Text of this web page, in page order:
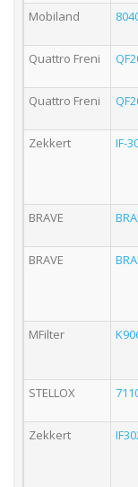
Mobiland
Quattro Freni
Quattro Freni
Zekkert IF-
BRAVE
BRAVE
MFilter
STELLOX
Zekkert